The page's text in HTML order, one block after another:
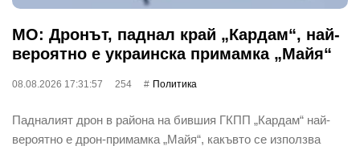
МО: Дронът, паднал край „Кардам“, най-
вероятно е украинска примамка „Майя“
08.08.2026 17:31:57 254 Политика
Падналият дрон в района на бившия ГКПП „Кардам“ най-
вероятно е дрон-примамка „Майя“, какъвто се използва